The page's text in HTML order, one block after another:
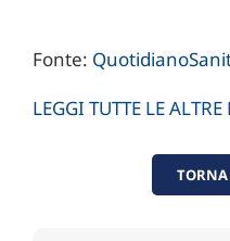
Fonte:
LEGGI TUTTE LE ALTRE
TORNA